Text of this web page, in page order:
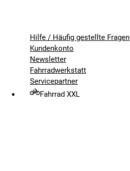
Hilfe / Häufig gestellte Fragen
Kundenkonto
Newsletter
Fahrradwerkstatt
Servicepartner
Fahrrad XXL